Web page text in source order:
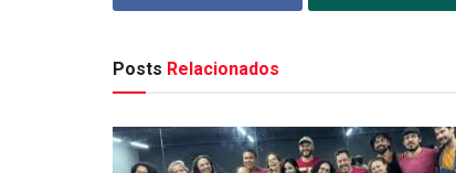
Posts Relacionados